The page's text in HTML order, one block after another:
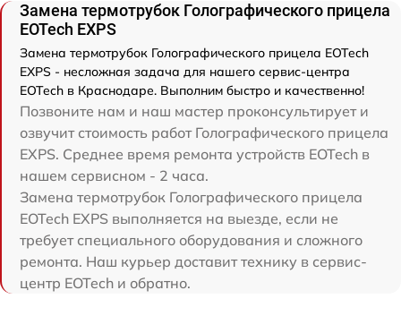
Замена термотрубок Голографического прицела
EOTech EXPS
Замена термотрубок Голографического прицела EOTech
EXPS - несложная задача для нашего сервис-центра
EOTech в Краснодаре. Выполним быстро и качественно!
Позвоните нам и наш мастер проконсультирует и
озвучит стоимость работ Голографического прицела
EXPS. Среднее время ремонта устройств EOTech в
нашем сервисном - 2 часа.
Замена термотрубок Голографического прицела
EOTech EXPS выполняется на выезде, если не
требует специального оборудования и сложного
ремонта. Наш курьер доставит технику в сервис-
центр EOTech и обратно.